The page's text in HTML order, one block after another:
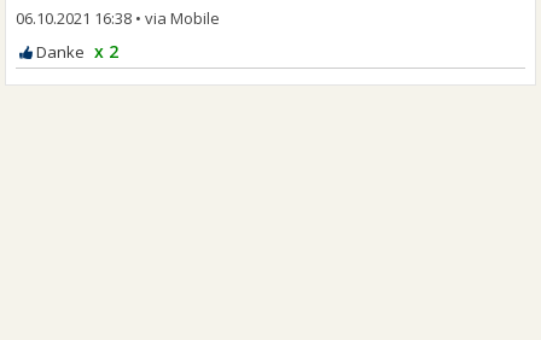
06.10.2021 16:38 •
x 2